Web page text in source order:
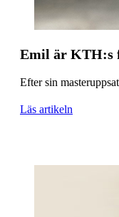
Emil är KTH:s
Efter sin
Läs artikeln